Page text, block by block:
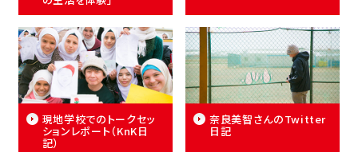
現地学校でのトークセッ
ションレポート（KnK日
記）
奈良美智さんのTwitter
日記